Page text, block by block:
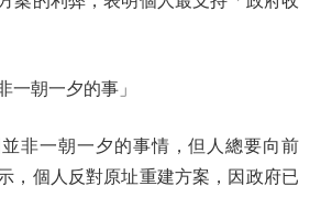
朝一夕的事」
一朝一夕的事情，但人總要向前
，個人反對原址重建方案，因政府已